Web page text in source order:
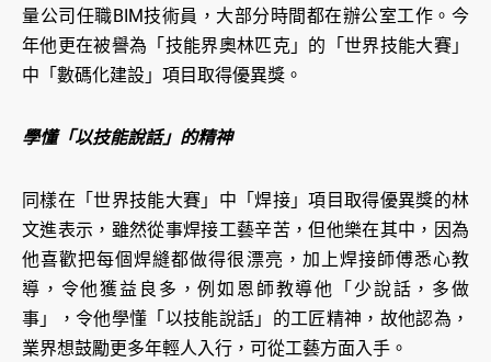
量公司任職BIM技術員，大部分時間都在辦公室工作。今
年他更在被譽為「技能界奧林匹克」的「世界技能大賽」
中「數碼化建設」項目取得優異獎。
學懂「以技能說話」的精神
同樣在「世界技能大賽」中「焊接」項目取得優異獎的林
文進表示，雖然從事焊接工藝辛苦，但他樂在其中，因為
他喜歡把每個焊縫都做得很漂亮，加上焊接師傅悉心教
導，令他獲益良多，例如恩師教導他「少說話，多做
事」，令他學懂「以技能說話」的工匠精神，故他認為，
業界想鼓勵更多年輕人入行，可從工藝方面入手。